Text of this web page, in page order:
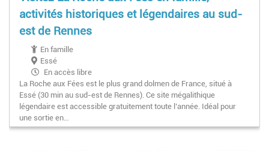
activités historiques et légendaires au sud-
est de Rennes
En famille
Essé
En accès libre
La Roche aux Fées est le plus grand dolmen de France, situé à
Essé (30 min au sud-est de Rennes). Ce site mégalithique
légendaire est accessible gratuitement toute l’année. Idéal pour
une sortie en…